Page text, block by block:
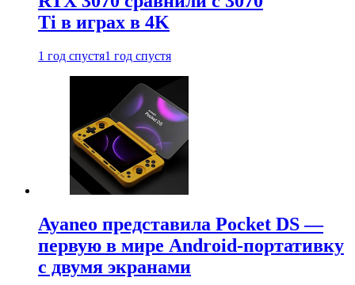
Ti в играх в 4K
1 год спустя1 год спустя
Ayaneo представила Pocket DS —
первую в мире Android-портативку
с двумя экранами